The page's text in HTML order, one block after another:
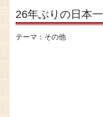
26年ぶりの日本一
テーマ： その他